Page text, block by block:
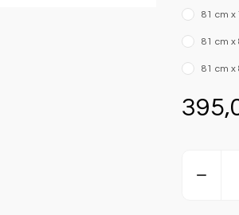
81 cm x
81 cm x
81 cm x